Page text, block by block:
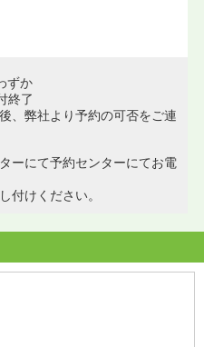
ずか
終了
、弊社より予約の可否をご連
ーにて予約センターにてお電
付けください。